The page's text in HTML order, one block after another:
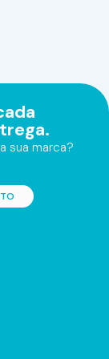
sua marca?